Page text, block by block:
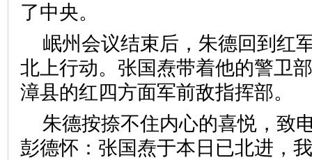
了中央。
岷州会议结束后，朱德回到红
北上行动。张国焘带着他的警卫
漳县的红四方面军前敌指挥部。
朱德按捺不住内心的喜悦，致
彭德怀：张国焘于本日已北进，